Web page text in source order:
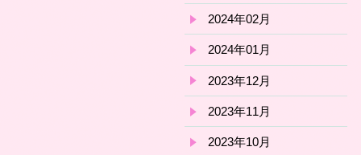
2024年02月
2024年01月
2023年12月
2023年11月
2023年10月